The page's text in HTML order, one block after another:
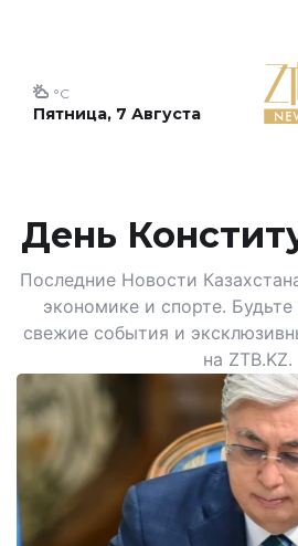
Пятница, 7 Августа
°C
День
Последние Новости
экономике и спорте.
свежие события и
на ZTB.KZ.